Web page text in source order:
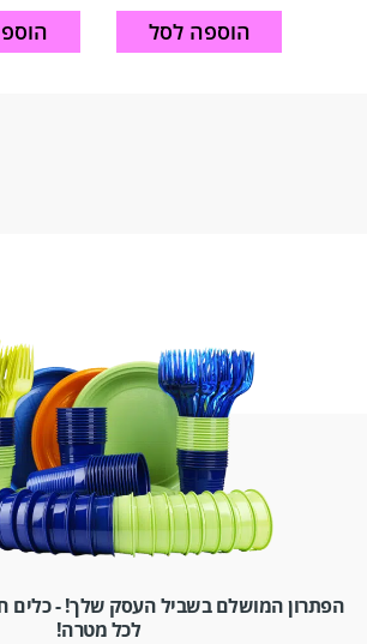
הוספה לסל
הפתרון המושלם בשביל העסק שלך! - כלים
לכל מטרה!